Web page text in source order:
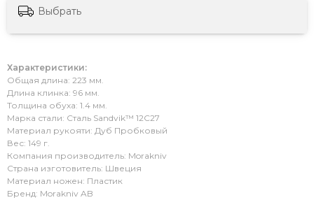
Выбрать
Характеристики:
Общая длина: 223 мм.
Длина клинка: 96 мм.
Толщина обуха: 1.4 мм.
Марка стали: Сталь Sandvik™ 12С27
Материал рукояти: Дуб Пробковый
Вес: 149 г.
Компания производитель: Morakniv
Страна изготовитель: Швеция
Материал ножен: Пластик
Бренд: Morakniv AB